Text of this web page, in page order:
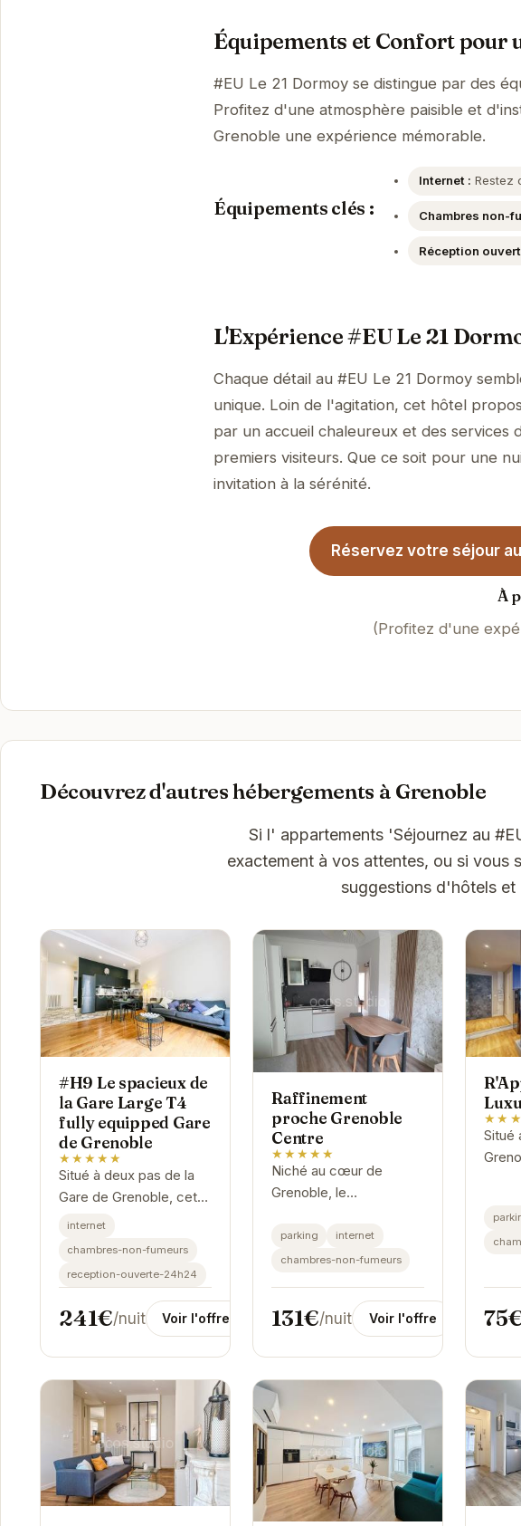
Équipements et Confort pour
#EU Le 21 Dormoy se distingue par des
Profitez d'une atmosphère paisible et
Grenoble une expérience mémorable.
Équipements clés :
Internet : Restez
Chambres non-
Réception
L'Expérience #EU Le 21
Chaque détail au #EU Le 21 Dormoy
unique. Loin de l'agitation, cet hôtel
par un accueil chaleureux et des
premiers visiteurs. Que ce soit pour une
invitation à la sérénité.
Réservez votre séjour
À
(Profitez d'une
Découvrez d'autres hébergements à Grenoble
Si l' appartements 'Séjournez au
exactement à vos attentes, ou si
suggestions d'hôtels et
#H9 Le spacieux de
la Gare Large T4
fully equipped Gare
de Grenoble
★★★★★
Situé à deux pas de la
Gare de Grenoble, cet
appartement T4 offre un
séjour. Entièrement
internet
chambres-non-fumeurs
reception-ouverte-24h24
241€/nuit Voir l'offre
Raffinement
proche Grenoble
Centre
★★★★★
Niché au cœur de
Grenoble, le
Grenoble Centre offre
un équilibre parfait entre
charme authentique.
Cet...
parking
internet
chambres-non-fumeurs
131€/nuit Voir l'offre
Situé